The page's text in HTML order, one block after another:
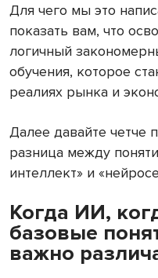
Для чего мы это
показать вам, что
логичный
обучения, которое
реалиях рынка и
Далее давайте четче
разница между
интеллект» и
Когда ИИ,
базовые
важно